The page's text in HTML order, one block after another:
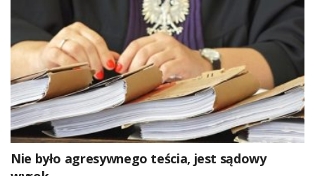
Nie było agresywnego teścia, jest sądowy